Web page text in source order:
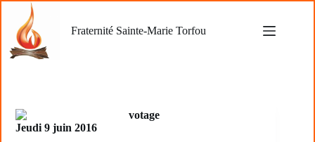
contenu
Fraternité Sainte-Marie Torfou
Jeudi 9 juin 2016